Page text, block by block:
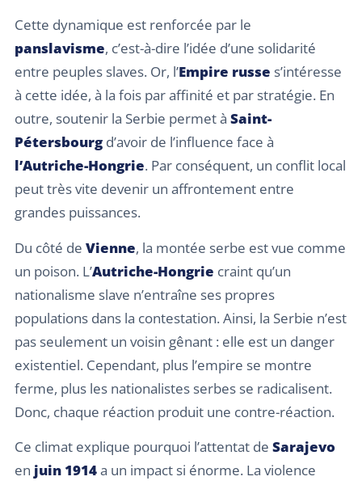
Cette dynamique est renforcée par le
panslavisme, c’est-à-dire l’idée d’une solidarité
entre peuples slaves. Or, l’Empire russe s’intéresse
à cette idée, à la fois par affinité et par stratégie. En
outre, soutenir la Serbie permet à Saint-
Pétersbourg d’avoir de l’influence face à
l’Autriche-Hongrie. Par conséquent, un conflit local
peut très vite devenir un affrontement entre
grandes puissances.
Du côté de Vienne, la montée serbe est vue comme
un poison. L’Autriche-Hongrie craint qu’un
nationalisme slave n’entraîne ses propres
populations dans la contestation. Ainsi, la Serbie n’est
pas seulement un voisin gênant : elle est un danger
existentiel. Cependant, plus l’empire se montre
ferme, plus les nationalistes serbes se radicalisent.
Donc, chaque réaction produit une contre-réaction.
Ce climat explique pourquoi l’attentat de Sarajevo
en juin 1914a un impact si énorme. La violence